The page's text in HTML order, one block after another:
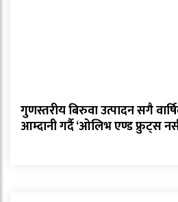
गुणस्तरीय बिरुवा उत्पादन सगै
आम्दानी गर्दै ‘ओलिभ एण्ड फ्रुट्स